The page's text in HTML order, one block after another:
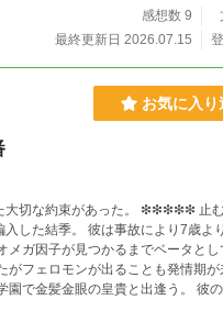
感想数 9
最終更新日 2026.07.15
お気に入り
った。 ❇︎❇︎❇︎❇︎❇︎ 止むを得ない事情で
した結季。 彼は事故により7歳よ
がフェロモンが出ることも発情期
の香りのフェロモンを纏う
園の頂点に立つアルファだ。 来る